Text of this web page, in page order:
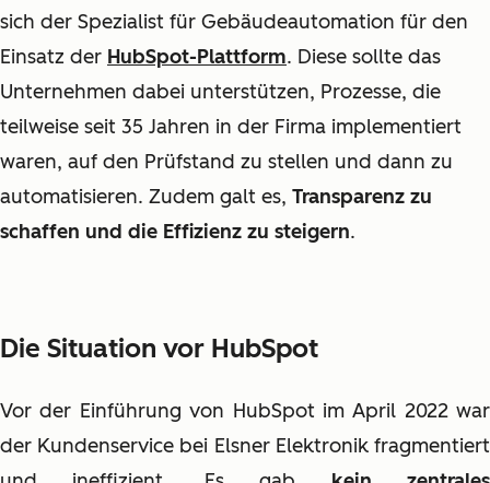
sich der Spezialist für Gebäudeautomation für den
Einsatz der HubSpot-Plattform. Diese sollte das
Unternehmen dabei unterstützen, Prozesse, die
teilweise seit 35 Jahren in der Firma implementiert
waren, auf den Prüfstand zu stellen und dann zu
automatisieren. Zudem galt es, Transparenz zu
schaffen und die Effizienz zu steigern.
Die Situation vor HubSpot
Vor der Einführung von HubSpot im April 2022 war
der Kundenservice bei Elsner Elektronik fragmentiert